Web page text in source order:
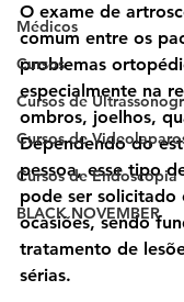
Médicos
Cursos
Cursos de
Cursos de
Cursos de Endoscopia
BLACK NOVEMBER
O exame de
comum entre os
problemas
especialmente na
ombros, joelhos,
Dependendo do
pessoa, esse tipo
pode ser solicitado
ocasiões, sendo
tratamento de
sérias.